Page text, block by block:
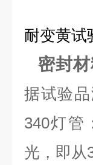
耐变黄试
密封
据试验
340灯管
光，即从